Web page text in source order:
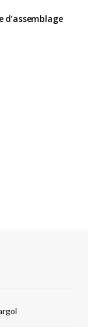
d’assemblage